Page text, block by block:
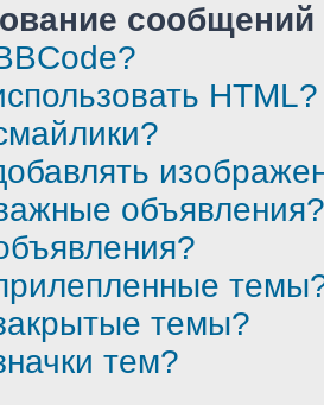
HTML?
объявления?
темы?
тем?